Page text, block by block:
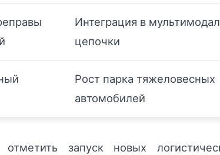
Интеграция в
цепочки
Рост парка тяжеловесных
автомобилей
запуск новых